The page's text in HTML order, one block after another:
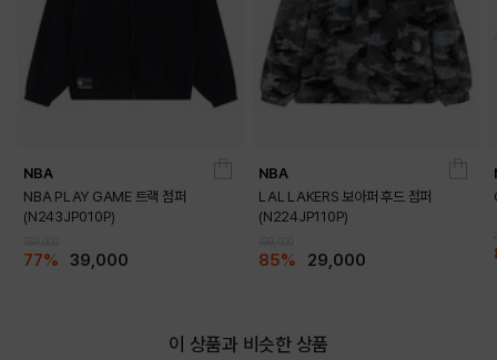
NBA
NBA PLAY GAME 트랙 점퍼
(N243JP010P)
77% 39,000
NBA
LAL LAKERS 보아퍼 후드 점퍼
(N224JP110P)
85% 29,000
이 상품과 비슷한 상품